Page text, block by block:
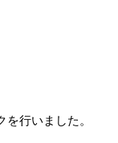
行いました。